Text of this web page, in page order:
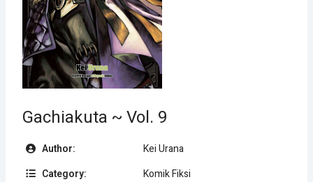
Gachiakuta ~ Vol. 9
Author:
Kei Urana
Category:
Komik Fiksi